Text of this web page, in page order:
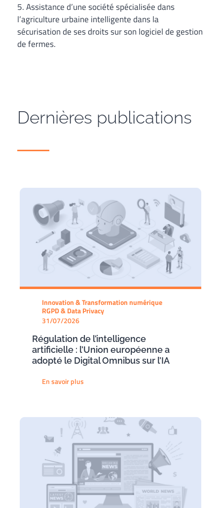
5. Assistance d’une société spécialisée dans
l’agriculture urbaine intelligente dans la
sécurisation de ses droits sur son logiciel de gestion
de fermes.
Dernières publications
Innovation & Transformation numérique
RGPD & Data Privacy
31/07/2026
Régulation de l’intelligence
artificielle : l’Union européenne a
adopté le Digital Omnibus sur l’IA
En savoir plus